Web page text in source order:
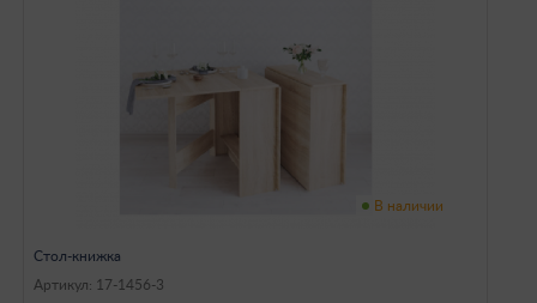
В наличии
Стол-книжка
Артикул: 17-1456-3